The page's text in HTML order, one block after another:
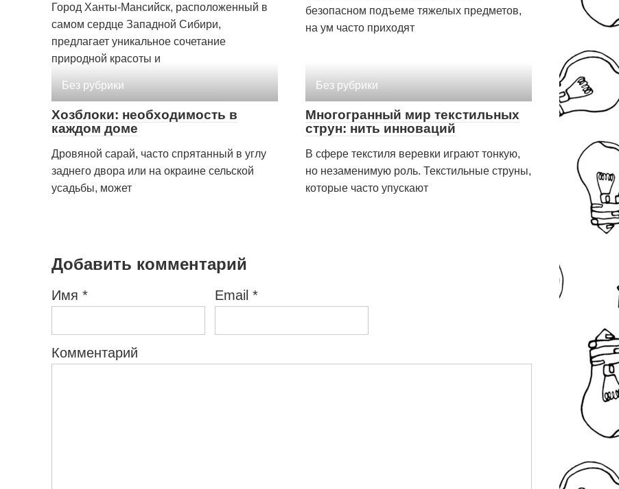
Город Ханты-Мансийск, расположенный в
самом сердце Западной Сибири,
предлагает уникальное сочетание
природной красоты и
безопасном подъеме тяжелых предметов,
на ум часто приходят
Без рубрики
Хозблоки: необходимость в
каждом доме
Дровяной сарай, часто спрятанный в углу
заднего двора или на окраине сельской
усадьбы, может
Без рубрики
Многогранный мир текстильных
струн: нить инноваций
В сфере текстиля веревки играют тонкую,
но незаменимую роль. Текстильные струны,
которые часто упускают
Добавить комментарий
Имя * Email *
Комментарий